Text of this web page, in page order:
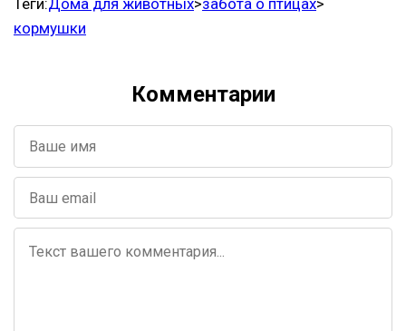
Теги:Дома для животных>забота о птицах>
кормушки
Комментарии